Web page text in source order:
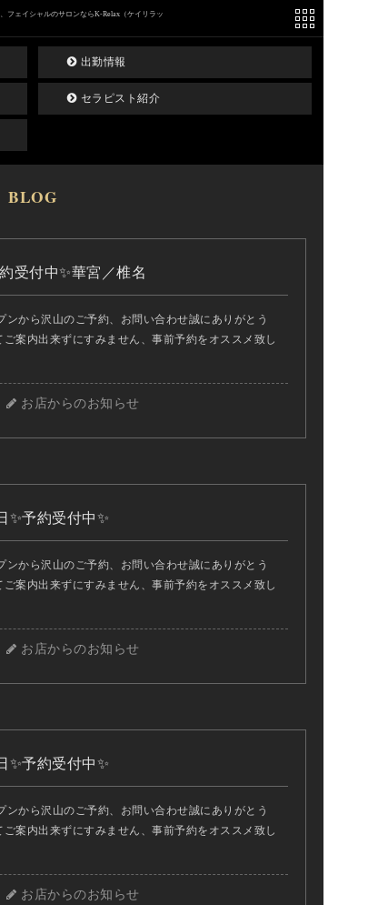
フェイシャルのサロンならK-Relax（ケイリラッ
出勤情報
セラピスト紹介
BLOG
受付中✨華宮／椎名
から沢山のご予約、お問い合わせ誠にありがとう
案内出来ずにすみません、事前予約をオススメ致し
お店からのお知らせ
✨予約受付中✨
から沢山のご予約、お問い合わせ誠にありがとう
案内出来ずにすみません、事前予約をオススメ致し
お店からのお知らせ
✨予約受付中✨
から沢山のご予約、お問い合わせ誠にありがとう
案内出来ずにすみません、事前予約をオススメ致し
お店からのお知らせ